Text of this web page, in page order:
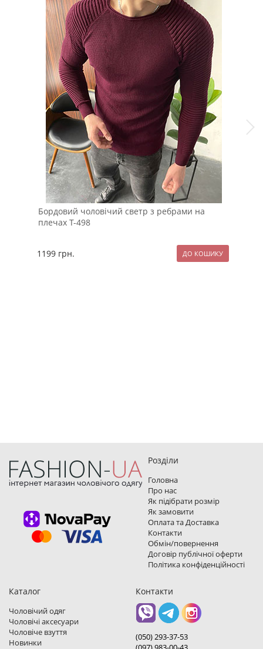
Бордовий чоловічий светр з ребрами на
плечах Т-498
1199 грн.
Розділи
Головна
Про нас
Як підібрати розмір
Як замовити
Оплата та Доставка
Контакти
Обмін/повернення
Договір публічної оферти
Політика конфіденційності
Каталог
Чоловічий одяг
Чоловічі аксесуари
Чоловіче взуття
Новинки
Контакти
(050) 293-37-53